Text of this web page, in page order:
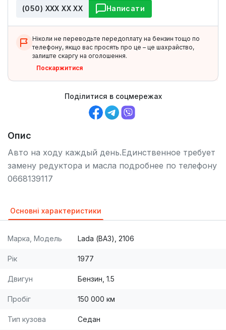
(050) ХХХ ХХ ХХ Написати
Ніколи не переводьте передоплату на бензин тощо по
телефону, якщо вас просять про це – це шахрайство,
залиште скаргу на оголошення.
Поскаржитися
Поділитися в соцмережах
Опис
Авто на ходу каждый день.Единственное требует
замену редуктора и масла подробнее по телефону
0668139117
Основні характеристики
Марка, Модель Lada (ВАЗ), 2106
Рік 1977
Двигун Бензин, 1.5
Пробіг 150 000 км
Тип кузова Седан